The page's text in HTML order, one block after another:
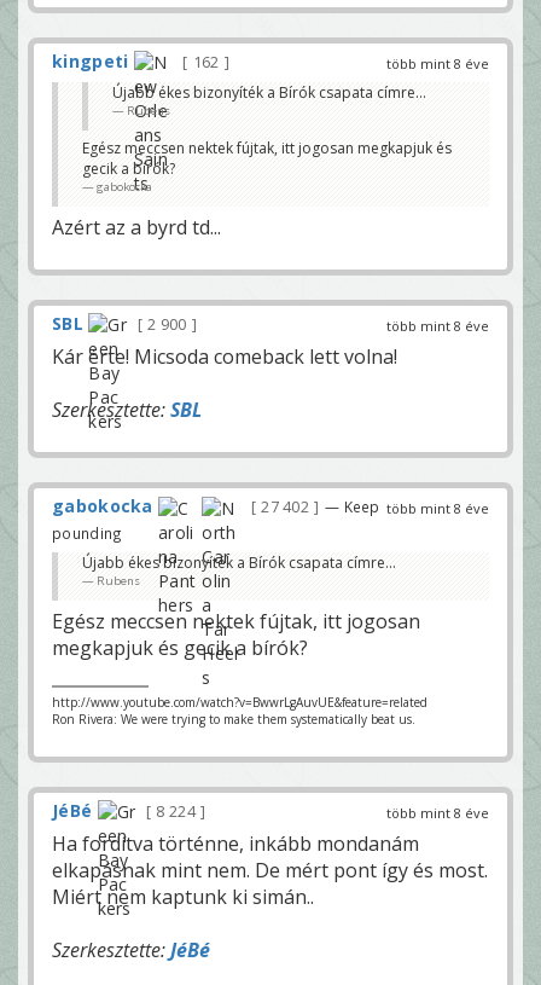
több mint 8 éve
kingpeti
162
Újabb ékes bizonyíték a Bírók csapata címre...
Rubens
Egész meccsen nektek fújtak, itt jogosan megkapjuk és
gecik a bírók?
gabokocka
Azért az a byrd td...
több mint 8 éve
SBL 2 900
Kár érte! Micsoda comeback lett volna!
Szerkesztette:SBL
több mint 8 éve
gabokocka 27 402
— Keep
pounding
Újabb ékes bizonyíték a Bírók csapata címre...
Rubens
Egész meccsen nektek fújtak, itt jogosan
megkapjuk és gecik a bírók?
http://www.youtube.com/watch?v=BwwrLgAuvUE&feature=related
Ron Rivera: We were trying to make them systematically beat us.
több mint 8 éve
JéBé 8 224
Ha fordítva történne, inkább mondanám
elkapásnak mint nem. De mért pont így és most.
Miért nem kaptunk ki simán..
Szerkesztette:JéBé